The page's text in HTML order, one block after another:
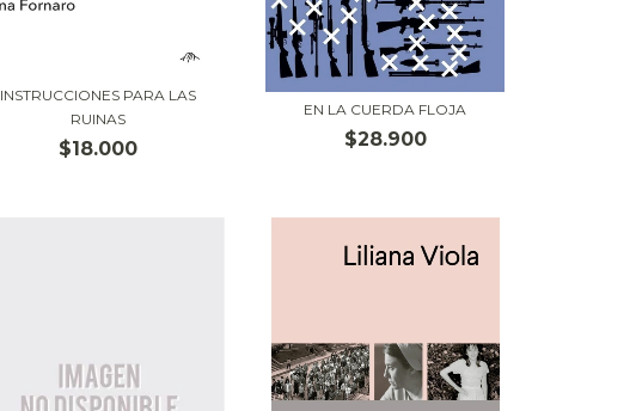
INSTRUCCIONES PARA LAS
RUINAS
$18.000
EN LA CUERDA FLOJA
$28.900